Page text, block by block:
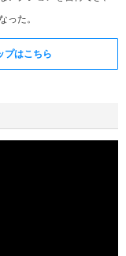
った。
プはこちら